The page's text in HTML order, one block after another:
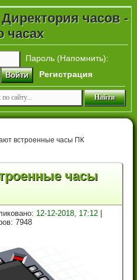
часов -
часах
Пароль (Напомнить):
Войти Регистрация
встроенные часы ПК
часы
12-12-2018, 17:12
7948